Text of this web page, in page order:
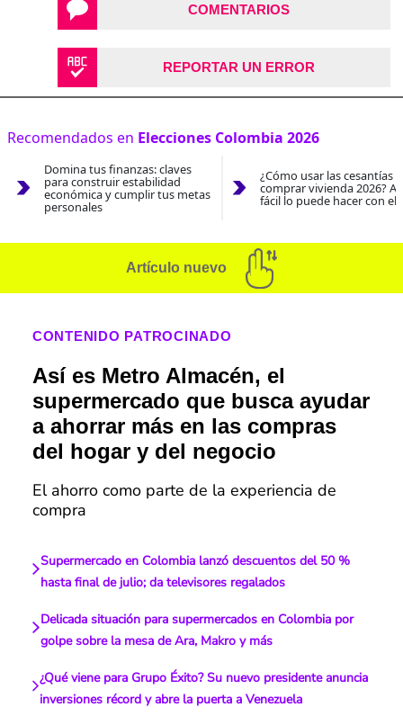
COMENTARIOS
REPORTAR UN ERROR
Recomendados en Elecciones Colombia 2026
Domina tus finanzas: claves
para construir estabilidad
económica y cumplir tus metas
personales
¿Cómo usar las cesantías
comprar vivienda 2026?
fácil lo puede hacer con el
Artículo nuevo
CONTENIDO PATROCINADO
Así es Metro Almacén, el
supermercado que busca ayudar
a ahorrar más en las compras
del hogar y del negocio
El ahorro como parte de la experiencia de
compra
Supermercado en Colombia lanzó descuentos del 50 %
hasta final de julio; da televisores regalados
Delicada situación para supermercados en Colombia por
golpe sobre la mesa de Ara, Makro y más
¿Qué viene para Grupo Éxito? Su nuevo presidente anuncia
inversiones récord y abre la puerta a Venezuela